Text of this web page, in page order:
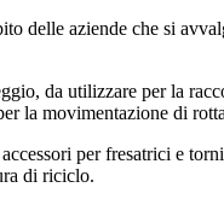
delle aziende che si
da utilizzare per la
la movimentazione di
per fresatrici e
di riciclo.